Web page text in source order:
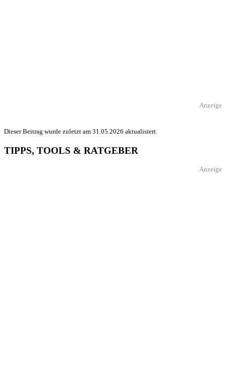
Anzeige
Dieser Beitrag wurde zuletzt am 31.05.2026 aktualisiert.
TIPPS, TOOLS & RATGEBER
Anzeige